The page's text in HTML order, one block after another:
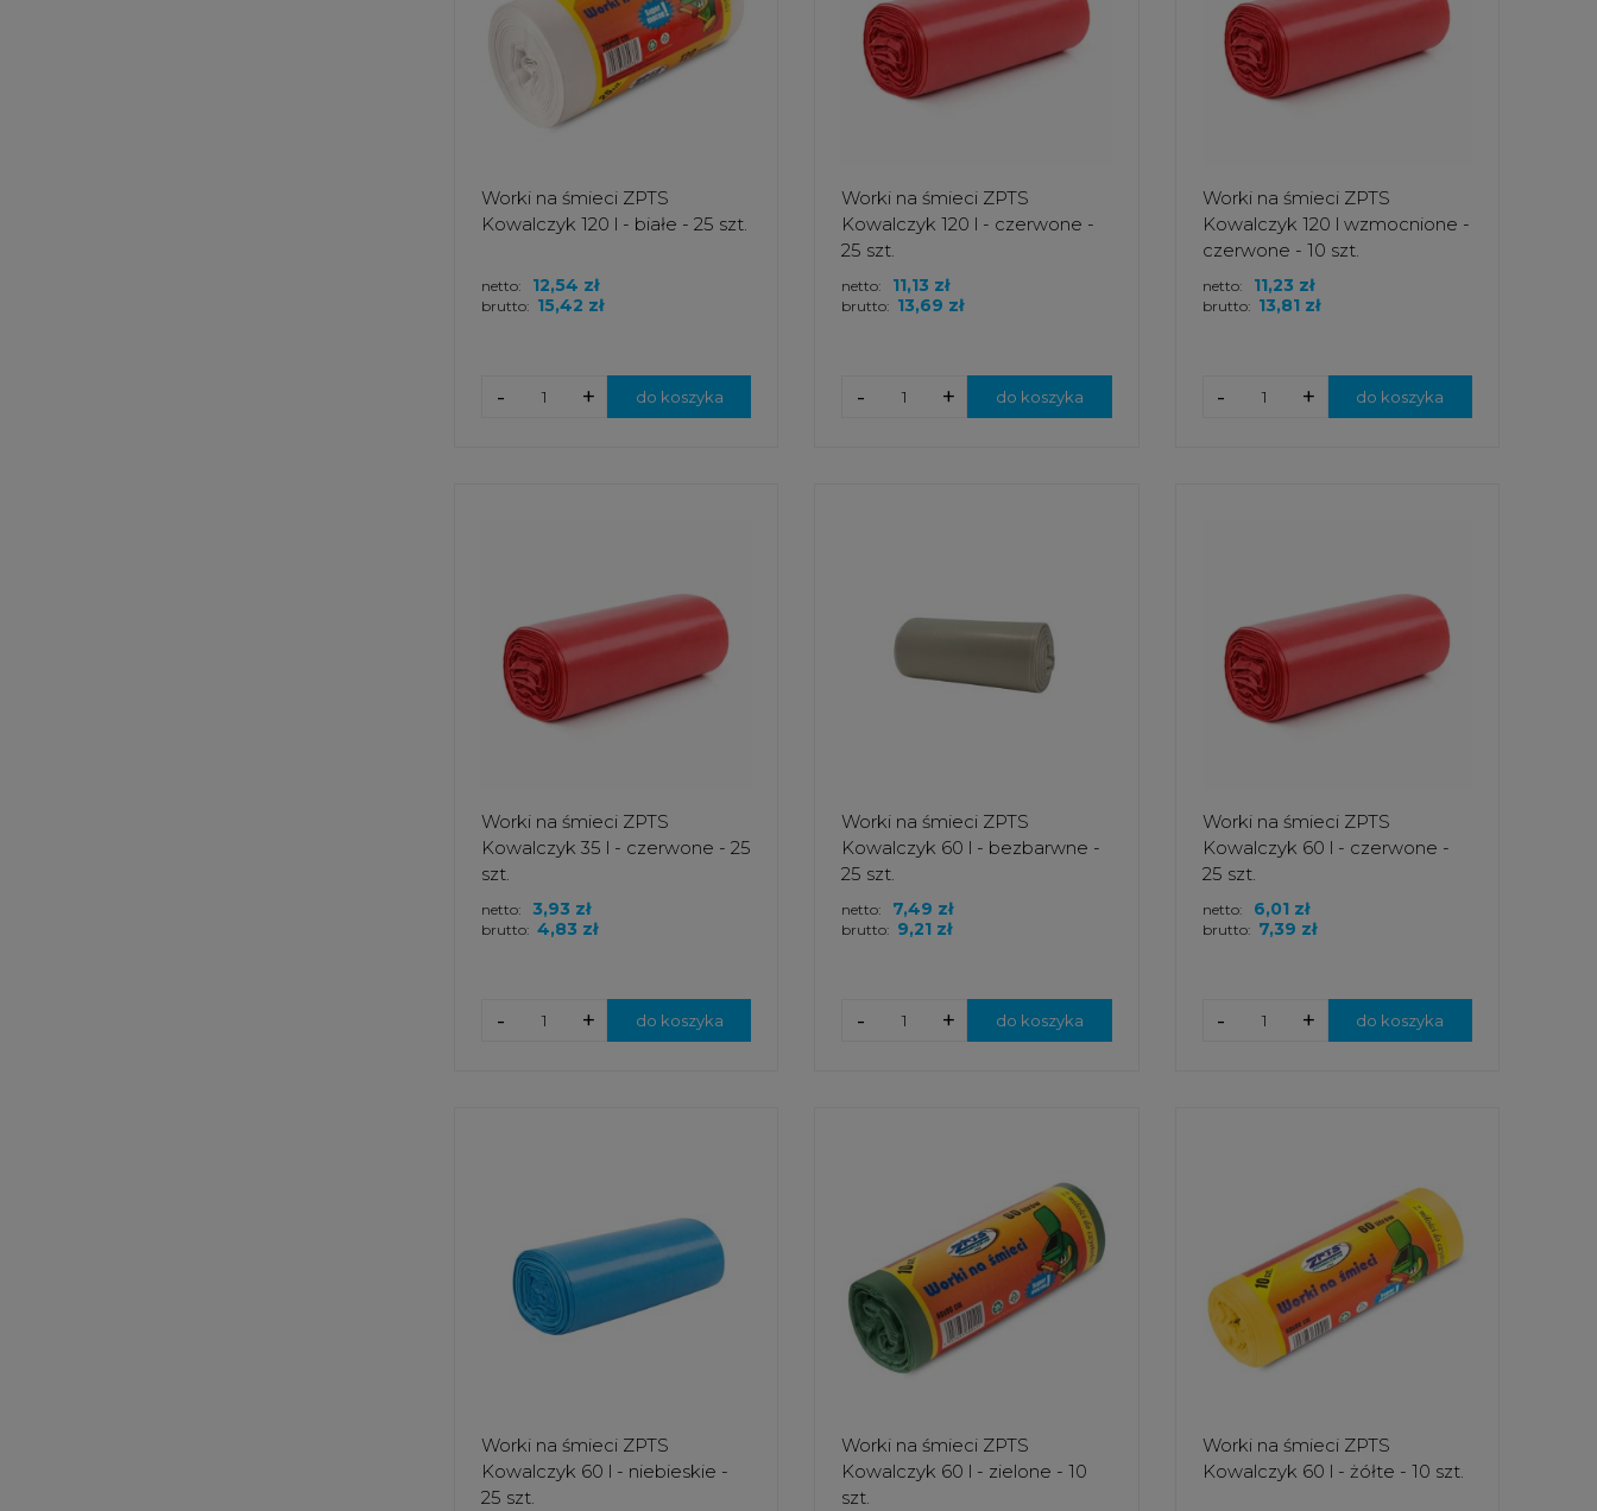
Worki na śmieci ZPTS
Kowalczyk 120 l - białe - 25 szt.
brutto: 15,42 zł
netto: 12,54 zł
+
- do koszyka
Worki na śmieci ZPTS
Kowalczyk 120 l - czerwone -
25 szt.
brutto: 13,69 zł
netto: 11,13 zł
+
- do koszyka
Worki na śmieci ZPTS
Kowalczyk 120 l wzmocnione -
czerwone - 10 szt.
brutto: 13,81 zł
netto: 11,23 zł
+
- do koszyka
Worki na śmieci ZPTS
Kowalczyk 35 l - czerwone - 25
szt.
brutto: 4,83 zł
netto: 3,93 zł
+
- do koszyka
Worki na śmieci ZPTS
Kowalczyk 60 l - bezbarwne -
25 szt.
brutto: 9,21 zł
netto: 7,49 zł
+
- do koszyka
Worki na śmieci ZPTS
Kowalczyk 60 l - czerwone -
25 szt.
brutto: 7,39 zł
netto: 6,01 zł
+
- do koszyka
Worki na śmieci ZPTS
Kowalczyk 60 l - niebieskie -
25 szt.
Worki na śmieci ZPTS
Kowalczyk 60 l - zielone - 10
szt.
Worki na śmieci ZPTS
Kowalczyk 60 l - żółte - 10 szt.